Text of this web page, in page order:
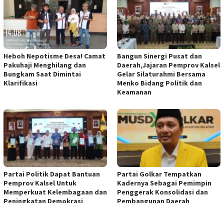
Heboh Nepotisme Desa! Camat
Pakuhaji Menghilang dan
Bungkam Saat Dimintai
Klarifikasi
Bangun Sinergi Pusat dan
Daerah,Jajaran Pemprov Kalsel
Gelar Silaturahmi Bersama
Menko Bidang Politik dan
Keamanan
Partai Politik Dapat Bantuan
Pemprov Kalsel Untuk
Memperkuat Kelembagaan dan
Peningkatan Demokrasi
Partai Golkar Tempatkan
Kadernya Sebagai Pemimpin
Penggerak Konsolidasi dan
Pembangunan Daerah